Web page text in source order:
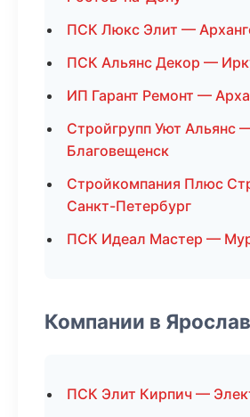
ПСК Люкс Элит —
ПСК Альянс Декор —
ИП Гарант Ремонт —
Стройгрупп Уют Альянс
Благовещенск
Стройкомпания Плюс
Санкт-Петербург
ПСК Идеал Мастер —
Компании в
ПСК Элит Кирпич —